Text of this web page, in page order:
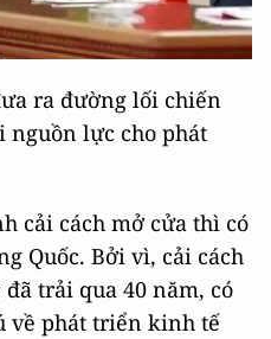
ra đường lối chiến
nguồn lực cho phát
cải cách mở cửa thì có
Quốc. Bởi vì, cải cách
trải qua 40 năm, có
về phát triển kinh tế